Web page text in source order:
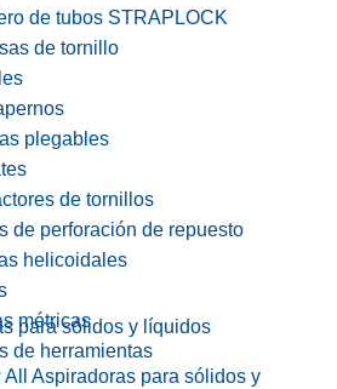
de tubos STRAPLOCK
de tornillo
plegables
de tornillos
de perforación de repuesto
helicoidales
métricas
de herramientas
para sólidos y líquidos
All Aspiradoras para sólidos y